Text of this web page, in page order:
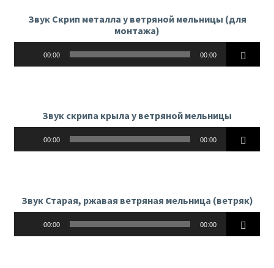
Звук Скрип металла у ветряной мельницы (для
монтажа)
00:00 00:00
Звук скрипа крыла у ветряной мельницы
00:00 00:00
Звук Старая, ржавая ветряная мельница (ветряк)
00:00 00:00